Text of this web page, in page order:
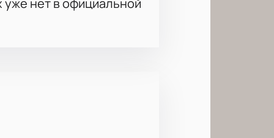
позволяет провести время
форму обратной связи на